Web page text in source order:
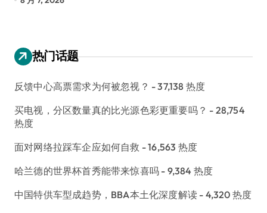
热门话题
反馈中心高票需求为何被忽视？ - 37,138 热度
买电视，分区数量真的比光源色彩更重要吗？ - 28,754
热度
面对网络拉踩车企应如何自救 - 16,563 热度
哈兰德的世界杯首秀能带来惊喜吗 - 9,384 热度
中国特供车型成趋势，BBA本土化深度解读 - 4,320 热度